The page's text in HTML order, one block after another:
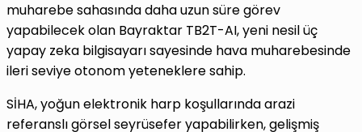
muharebe sahasında daha uzun süre görev
yapabilecek olan Bayraktar TB2T-AI, yeni nesil üç
yapay zeka bilgisayarı sayesinde hava muharebesinde
ileri seviye otonom yeteneklere sahip.
SİHA, yoğun elektronik harp koşullarında arazi
referanslı görsel seyrüsefer yapabilirken, gelişmiş